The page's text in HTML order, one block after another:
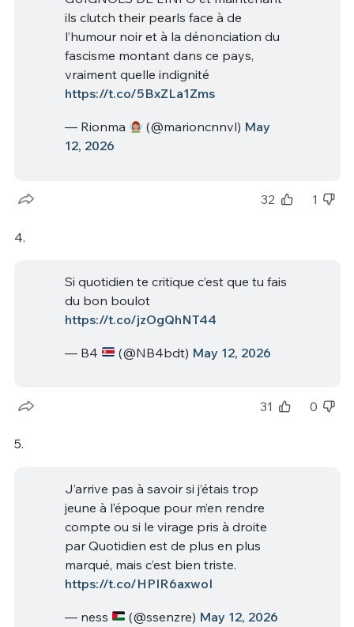
ils clutch their pearls face à de
l’humour noir et à la dénonciation du
fascisme montant dans ce pays,
vraiment quelle indignité
https://t.co/5BxZLa1Zms
— Rionma (@marioncnnvl) May
12, 2026
32 1
4.
Si quotidien te critique c’est que tu fais
du bon boulot
https://t.co/jzOgQhNT44
— B4 (@NB4bdt) May 12, 2026
31 0
5.
J’arrive pas à savoir si j’étais trop
jeune à l’époque pour m’en rendre
compte ou si le virage pris à droite
par Quotidien est de plus en plus
marqué, mais c’est bien triste.
https://t.co/HPIR6axwoI
— ness (@ssenzre) May 12, 2026